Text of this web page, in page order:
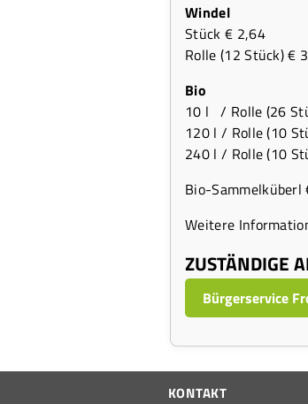
Windel
Stück € 2,64
Rolle (12 Stück) €
Bio
10 l / Rolle (26
120 l / Rolle (10
240 l / Rolle (10
Bio-Sammelküberl
Weitere
ZUSTÄNDIGE
Bürgerservice
KONTAKT